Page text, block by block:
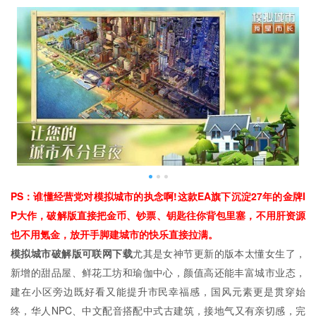
PS：谁懂经营党对模拟城市的执念啊!这款EA旗下沉淀27年的金牌I
P大作，破解版直接把金币、钞票、钥匙往你背包里塞，不用肝资源
也不用氪金，放开手脚建城市的快乐直接拉满。
模拟城市破解版可联网下载尤其是女神节更新的版本太懂女生了，
新增的甜品屋、鲜花工坊和瑜伽中心，颜值高还能丰富城市业态，
建在小区旁边既好看又能提升市民幸福感，国风元素更是贯穿始
终，华人NPC、中文配音搭配中式古建筑，接地气又有亲切感，完